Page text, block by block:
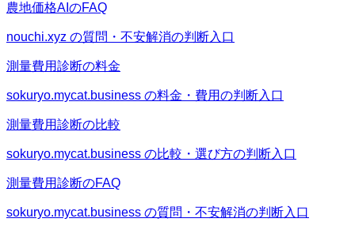
農地価格AIのFAQ
nouchi.xyz の質問・不安解消の判断入口
測量費用診断の料金
sokuryo.mycat.business の料金・費用の判断入口
測量費用診断の比較
sokuryo.mycat.business の比較・選び方の判断入口
測量費用診断のFAQ
sokuryo.mycat.business の質問・不安解消の判断入口